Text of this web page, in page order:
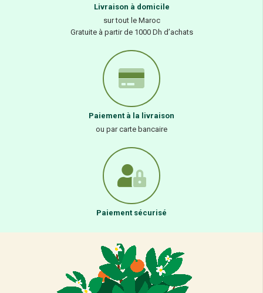
Livraison à domicile
sur tout le Maroc
Gratuite à partir de 1000 Dh d’achats
Paiement à la livraison
ou par carte bancaire
Paiement sécurisé